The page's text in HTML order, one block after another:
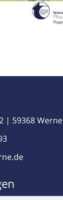
| 59368 Werne